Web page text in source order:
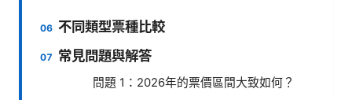
不同類型票種比較
常見問題與解答
問題 1：2026年的票價區間大致如何？